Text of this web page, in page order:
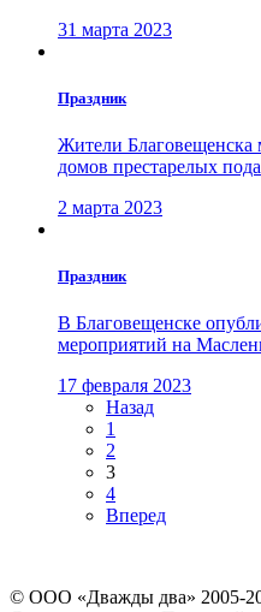
31 марта 2023
Праздник
Жители Благовещенска
домов престарелых
2 марта 2023
Праздник
В Благовещенске
мероприятий на
17 февраля 2023
Назад
1
2
3
4
Вперед
© ООО «Дважды два» 2005-